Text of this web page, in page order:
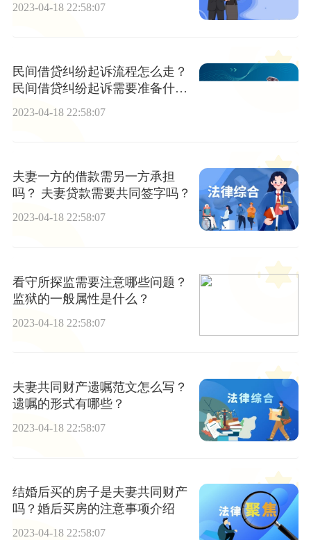
2023-04-18 22:58:07
民间借贷纠纷起诉流程怎么走？
民间借贷纠纷起诉需要准备什么
2023-04-18 22:58:07
夫妻一方的借款需另一方承担
吗？ 夫妻贷款需要共同签字吗？
2023-04-18 22:58:07
看守所探监需要注意哪些问题？
监狱的一般属性是什么？
2023-04-18 22:58:07
夫妻共同财产遗嘱范文怎么写？
遗嘱的形式有哪些？
2023-04-18 22:58:07
结婚后买的房子是夫妻共同财产
吗？婚后买房的注意事项介绍
2023-04-18 22:58:07